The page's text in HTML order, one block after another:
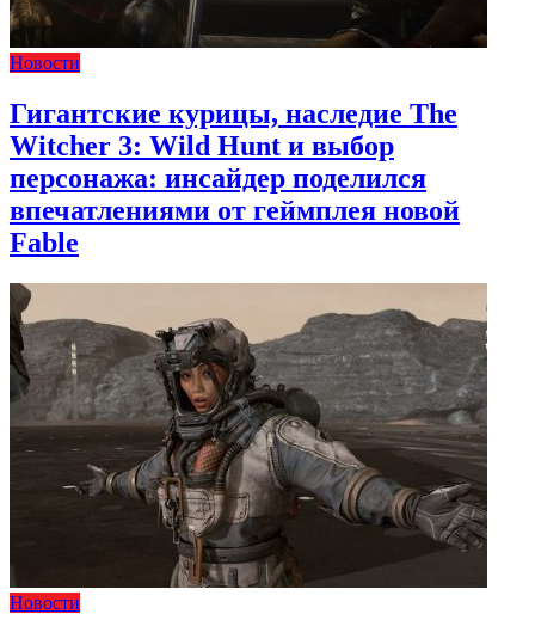
Новости
Гигантские курицы, наследие The
Witcher 3: Wild Hunt и выбор
персонажа: инсайдер поделился
впечатлениями от геймплея новой
Fable
Новости